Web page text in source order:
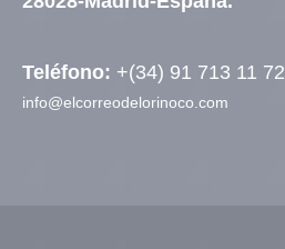
Teléfono: +(34) 91 713 11 72
info@elcorreodelorinoco.com